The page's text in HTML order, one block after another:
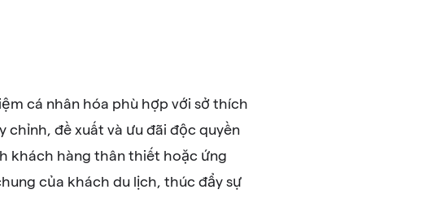
cá nhân hóa phù hợp với sở thích
đề xuất và ưu đãi độc quyền
khách hàng thân thiết hoặc ứng
của khách du lịch, thúc đẩy sự